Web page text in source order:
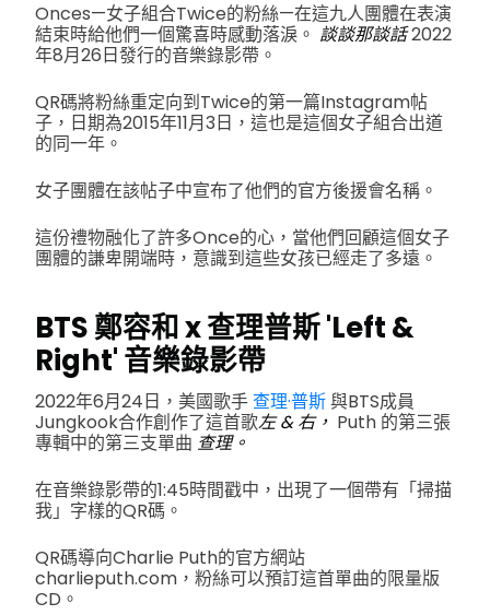
Onces—女子組合Twice的粉絲—在這九人團體在表演
結束時給他們一個驚喜時感動落淚。 談談那談話2022
年8月26日發行的音樂錄影帶。
QR碼將粉絲重定向到Twice的第一篇Instagram帖
子，日期為2015年11月3日，這也是這個女子組合出道
的同一年。
女子團體在該帖子中宣布了他們的官方後援會名稱。
這份禮物融化了許多Once的心，當他們回顧這個女子
團體的謙卑開端時，意識到這些女孩已經走了多遠。
BTS 鄭容和 x 查理普斯 'Left &
Right' 音樂錄影帶
2022年6月24日，美國歌手 查理·普斯與BTS成員
Jungkook合作創作了這首歌左 & 右， Puth 的第三張
專輯中的第三支單曲 查理。
在音樂錄影帶的1:45時間戳中，出現了一個帶有「掃描
我」字樣的QR碼。
QR碼導向Charlie Puth的官方網站
charlieputh.com，粉絲可以預訂這首單曲的限量版
CD。